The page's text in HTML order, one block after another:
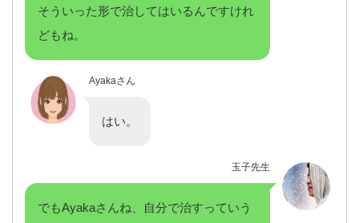
そういった形で治してはいるんですけれ
どもね。
Ayakaさん
はい。
玉子先生
でもAyakaさんね、自分で治すっていう